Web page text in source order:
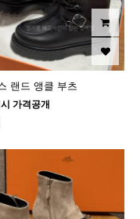
랜드 앵클 부츠
가격공개